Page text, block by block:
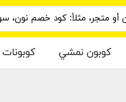
كوبون نمشي